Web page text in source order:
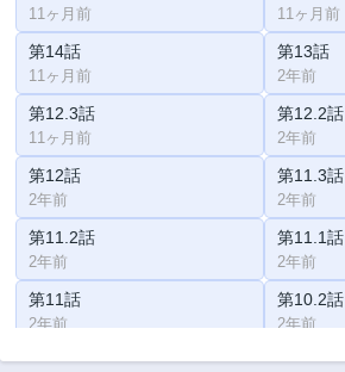
11ヶ月前 11ヶ月前
第14話
11ヶ月前
第13話
2年前
第12.3話
11ヶ月前
第12.2話
2年前
第12話
2年前
第11.3話
2年前
第11.2話
2年前
第11.1話
2年前
第11話
2年前
第10.2話
2年前
第10.1話 第10話